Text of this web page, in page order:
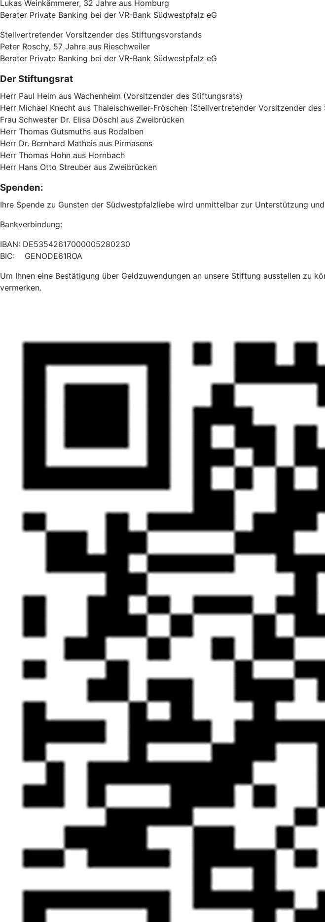
Lukas Weinkämmerer, 32 Jahre aus Homburg
Berater Private Banking bei der VR-Bank Südwestpfalz eG
Stellvertretender Vorsitzender des Stiftungsvorstands
Peter Roschy, 57 Jahre aus Rieschweiler
Berater Private Banking bei der VR-Bank Südwestpfalz eG
Der Stiftungsrat
Herr Paul Heim aus Wachenheim (Vorsitzender des Stiftungsrats)
Herr Michael Knecht aus Thaleischweiler-Fröschen (Stellvertretender Vorsitzender des
Frau Schwester Dr. Elisa Döschl aus Zweibrücken
Herr Thomas Gutsmuths aus Rodalben
Herr Dr. Bernhard Matheis aus Pirmasens
Herr Thomas Hohn aus Hornbach
Herr Hans Otto Streuber aus Zweibrücken
Spenden:
Ihre Spende zu Gunsten der Südwestpfalzliebe wird unmittelbar zur Unterstützung
Bankverbindung:
IBAN: DE53542617000005280230
BIC: GENODE61ROA
Um Ihnen eine Bestätigung über Geldzuwendungen an unsere Stiftung ausstellen zu
vermerken.